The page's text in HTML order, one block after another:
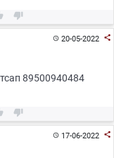

20-05-2022 
89500940484

17-06-2022 